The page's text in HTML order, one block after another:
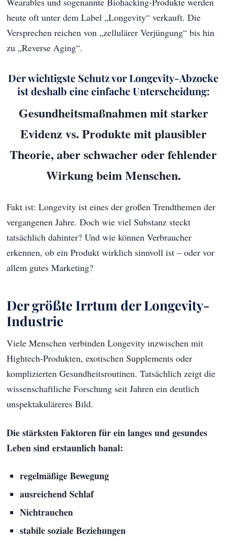
heute oft unter dem Label „Longevity“ verkauft. Die
Versprechen reichen von „zellulärer Verjüngung“ bis hin
zu „Reverse Aging“.
Der wichtigste Schutz vor Longevity-Abzocke
ist deshalb eine einfache Unterscheidung:
Gesundheitsmaßnahmen mit starker
Evidenz vs. Produkte mit plausibler
Theorie, aber schwacher oder fehlender
Wirkung beim Menschen.
Fakt ist: Longevity ist eines der großen Trendthemen der
vergangenen Jahre. Doch wie viel Substanz steckt
tatsächlich dahinter? Und wie können Verbraucher
erkennen, ob ein Produkt wirklich sinnvoll ist – oder vor
allem gutes Marketing?
Der größte Irrtum der Longevity-
Industrie
Viele Menschen verbinden Longevity inzwischen mit
Hightech-Produkten, exotischen Supplements oder
komplizierten Gesundheitsroutinen. Tatsächlich zeigt die
wissenschaftliche Forschung seit Jahren ein deutlich
unspektakuläreres Bild.
Die stärksten Faktoren für ein langes und gesundes
Leben sind erstaunlich banal:
regelmäßige Bewegung
ausreichend Schlaf
Nichtrauchen
stabile soziale Beziehungen